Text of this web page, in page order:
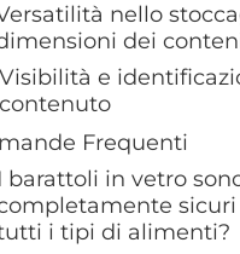
nello
dei
Visibilità e
contenuto
Frequenti
I barattoli in vetro
i tipi di alimenti?